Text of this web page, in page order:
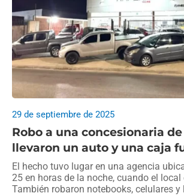
Robo a una concesionaria
llevaron un auto y una caja
29 de septiembre de 2025
El hecho tuvo lugar en una agencia
25 en horas de la noche, cuando el local
También robaron notebooks, celulares y